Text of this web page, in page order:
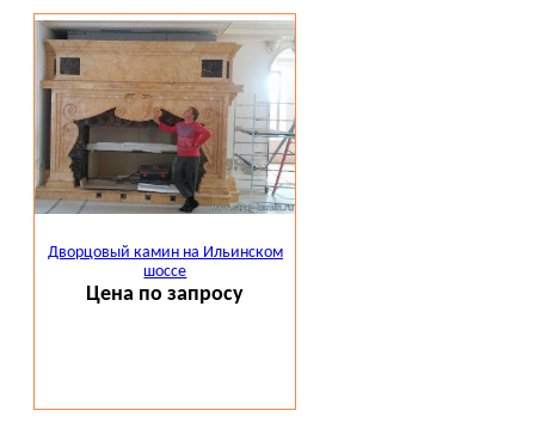
Дворцовый камин на Ильинском
шоссе
Цена по запросу